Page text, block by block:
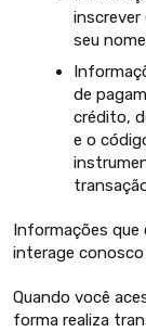
inscrever
seu
de
crédito,
e o
Informações
interage conosco
Quando você
forma realiza